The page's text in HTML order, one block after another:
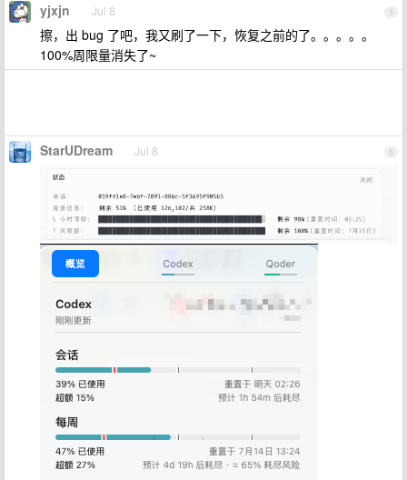
5
yjxjn Jul 8
擦，出 bug 了吧，我又刷了一下，恢复之前的了。。。。。
100%周限量消失了~
6
StarUDream Jul 8